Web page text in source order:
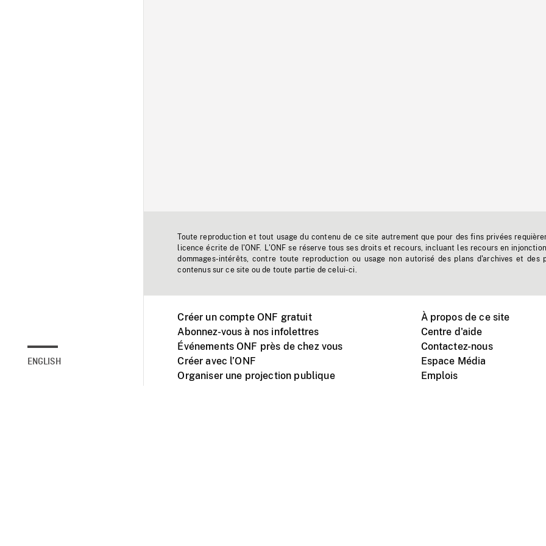
ENGLISH
Toute reproduction et tout usage du contenu de ce site autrement que pour des fins privées
licence écrite de l'ONF. L'ONF se réserve tous ses droits et recours, incluant les recours en
dommages-intérêts, contre toute reproduction ou usage non autorisé des plans d'archives et des
contenus sur ce site ou de toute partie de celui-ci.
Créer un compte ONF gratuit
Abonnez-vous à nos infolettres
Événements ONF près de chez vous
Créer avec l’ONF
Organiser une projection publique
À propos de ce site
Centre d'aide
Contactez-nous
Espace Média
Emplois